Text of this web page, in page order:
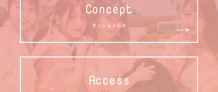
Concept
セッションとは
Access